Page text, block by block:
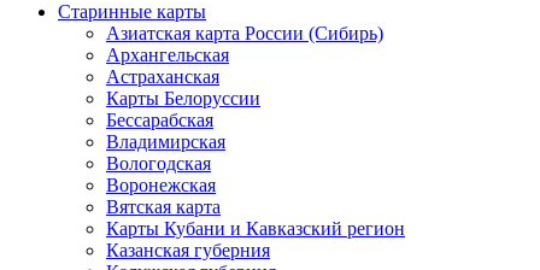
Старинные карты
Азиатская карта России (Сибирь)
Архангельская
Астраханская
Карты Белоруссии
Бессарабская
Владимирская
Вологодская
Воронежская
Вятская карта
Карты Кубани и Кавказский регион
Казанская губерния